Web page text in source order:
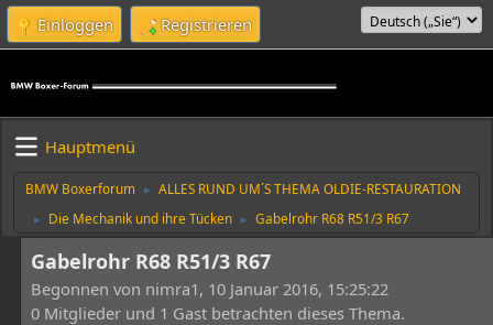
Einloggen Registrieren
Hauptmenü
BMW Boxerforum ► ALLES RUND UM´S THEMA OLDIE-RESTAURATION
► Die Mechanik und ihre Tücken ► Gabelrohr R68 R51/3 R67
Gabelrohr R68 R51/3 R67
Begonnen von nimra1, 10 Januar 2016, 15:25:22
0 Mitglieder und 1 Gast betrachten dieses Thema.